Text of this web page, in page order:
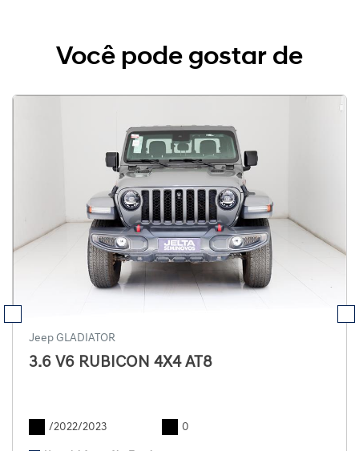
Você pode gostar de
Jeep GLADIATOR
3.6 V6 RUBICON 4X4 AT8
/2022/2023 0